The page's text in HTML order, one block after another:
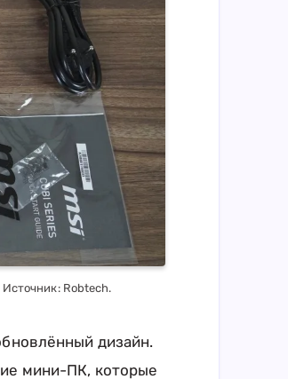
Robtech.
дизайн.
мини-ПК, которые